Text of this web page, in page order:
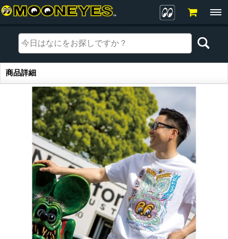
商品詳細
商品詳細